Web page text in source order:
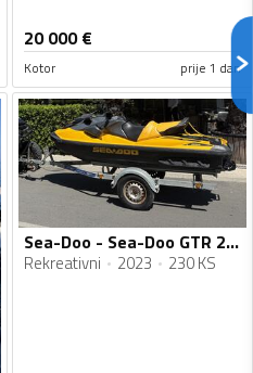
20 000€
Kotor prije 1 dan
Sea-Doo - Sea-Doo GTR 230
Rekreativni 2023 230 KS